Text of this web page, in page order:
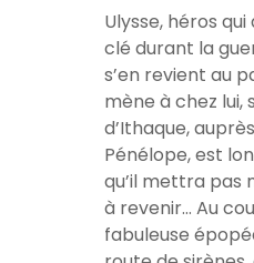
Ulysse, héros
clé durant la
s’en revient au
mène à chez lui,
d’Ithaque,
Pénélope, est
qu’il mettra pas
à revenir… Au
fabuleuse